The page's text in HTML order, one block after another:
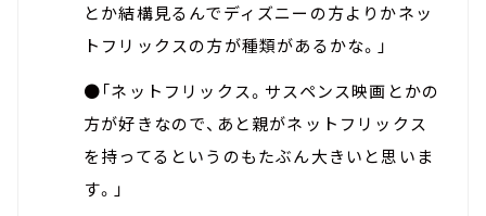
とか結構見るんでディズニーの方よりかネッ
トフリックスの方が種類があるかな。」
●「ネットフリックス。サスペンス映画とかの
方が好きなので、あと親がネットフリックス
を持ってるというのもたぶん大きいと思いま
す。」